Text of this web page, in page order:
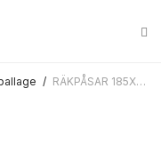
/ RÄKPÅSAR 185X105X285 MM FODRADE 500ST/FRP